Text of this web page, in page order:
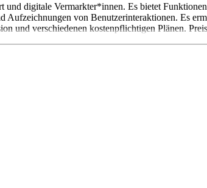
digitale Vermarkter*innen. Es bietet
von Benutzerinteraktionen. Es
und verschiedenen kostenpflichtigen Plänen.